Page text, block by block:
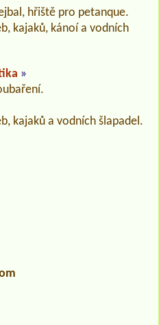
hřiště pro petanque.
kajaků, kánoí a vodních
»
kajaků a vodních šlapadel.